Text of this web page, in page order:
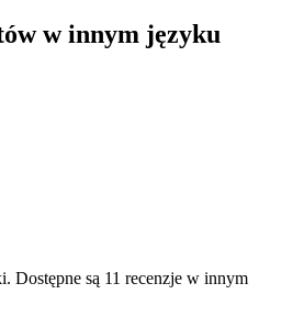
w innym języku
Dostępne są 11 recenzje w innym